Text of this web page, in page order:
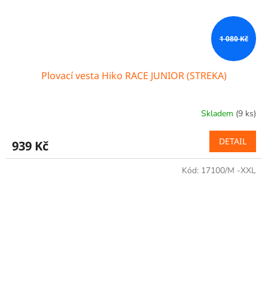
1 080 Kč
Plovací vesta Hiko RACE JUNIOR (STREKA)
Skladem (9 ks)
939 Kč DETAIL
Kód: 17100/M -XXL